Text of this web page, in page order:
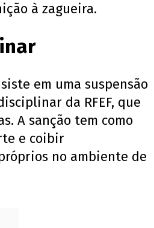
à zagueira.
em uma suspensão
da RFEF, que
A sanção tem como
e coibir
no ambiente de